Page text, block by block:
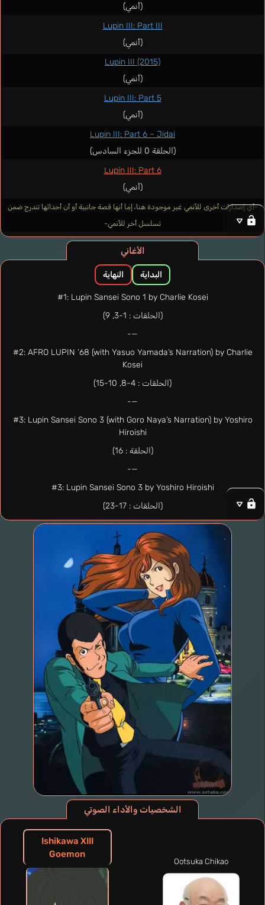
(أنمي)
Lupin III: Part III
(أنمي)
Lupin III (2015)
(أنمي)
Lupin III: Part 5
(أنمي)
Lupin III: Part 6 – Jidai
(الحلقة 0 للجزء السادس)
Lupin III: Part 6
(أنمي)
-أي إصدارات أخرى للأنمي غير موجودة هنا، إما أنها قصة جانبية أو أن أحداثها تندرج ضمن
تسلسل أخر للأنمي-
الأغاني
البداية النهاية
#1: Lupin Sansei Sono 1 by Charlie Kosei
(الحلقات : 1-3, 9)
—-
#2: AFRO LUPIN ’68 (with Yasuo Yamada’s Narration) by Charlie
Kosei
(الحلقات : 4-8, 10-15)
—-
#3: Lupin Sansei Sono 3 (with Goro Naya’s Narration) by Yoshiro
Hiroishi
(الحلقة : 16)
—-
#3: Lupin Sansei Sono 3 by Yoshiro Hiroishi
(الحلقات : 17-23)
الشخصيات والأداء الصوتي
Ishikawa XIII
Goemon
Ootsuka Chikao